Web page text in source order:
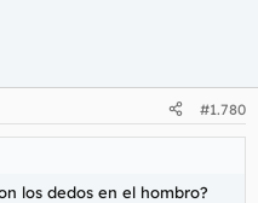
#1.780
los dedos en el hombro?